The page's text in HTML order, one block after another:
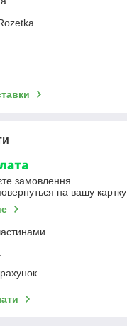
замовлення
на вашу картку